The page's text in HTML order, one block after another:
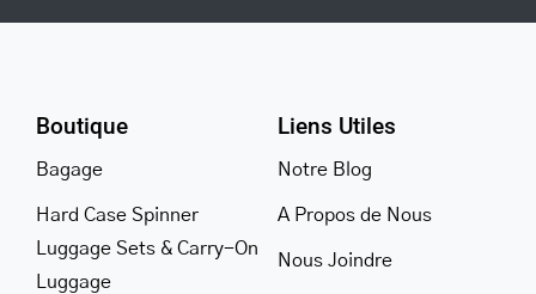
Boutique
Bagage
Hard Case Spinner
Luggage Sets & Carry-On
Luggage
Liens Utiles
Notre Blog
A Propos de Nous
Nous Joindre